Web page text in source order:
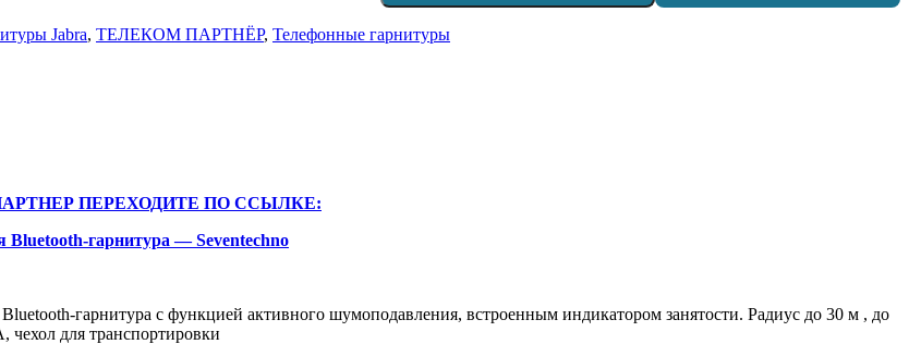
Jabra, ТЕЛЕКОМ ПАРТНЁР, Телефонные гарнитуры
ПЕРЕХОДИТЕ ПО ССЫЛКЕ:
Bluetooth-гарнитура — Seventechno
гарнитура с функцией активного шумоподавления, встроенным индикатором занятости. Радиус до 30 м , до
чехол для транспортировки